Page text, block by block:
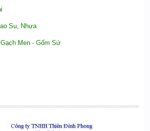
Su, Nhựa
Men - Gốm Sứ